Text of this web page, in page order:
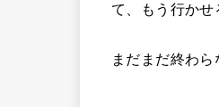
て、もう行かせ
まだまだ終わ